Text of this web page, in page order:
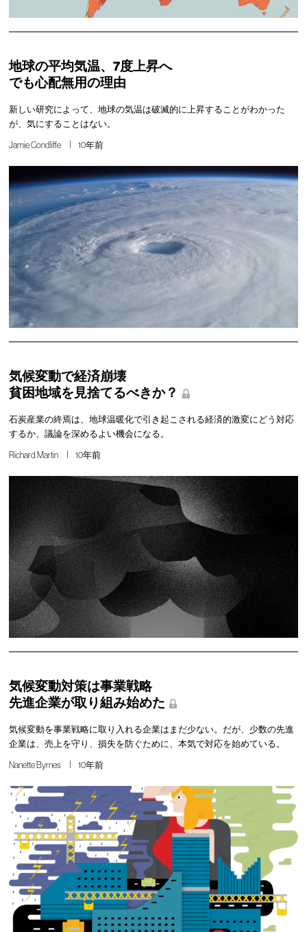
地球の平均気温、7度上昇へ
でも心配無用の理由
新しい研究によって、地球の気温は破滅的に上昇することがわかった
が、気にすることはない。
Jamie Condliffe 10年前
気候変動で経済崩壊
貧困地域を見捨てるべきか？
石炭産業の終焉は、地球温暖化で引き起こされる経済的激変にどう対応
するか、議論を深めるよい機会になる。
Richard Martin 10年前
気候変動対策は事業戦略
先進企業が取り組み始めた
気候変動を事業戦略に取り入れる企業はまだ少ない。だが、少数の先進
企業は、売上を守り、損失を防ぐために、本気で対応を始めている。
Nanette Byrnes 10年前